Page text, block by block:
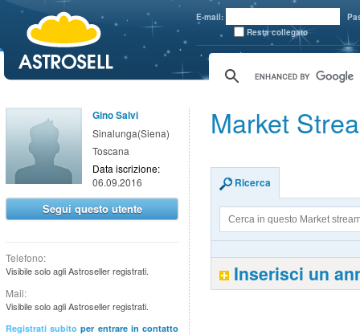
E-mail:
Resta collegato
Gino Salvi
Sinalunga(Siena)
Toscana
Data iscrizione:
06.09.2016
Segui questo utente
Telefono:
Visibile solo agli Astroseller registrati.
Mail:
Visibile solo agli Astroseller registrati.
Registrati subito per entrare in contatto
Market
Ricerca
Inserisci un